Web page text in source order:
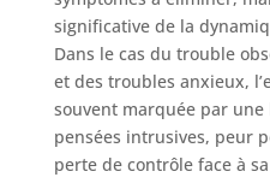
significative de la
Dans le cas du trouble
et des troubles anxieux,
souvent marquée par
pensées intrusives, peur
perte de contrôle face à